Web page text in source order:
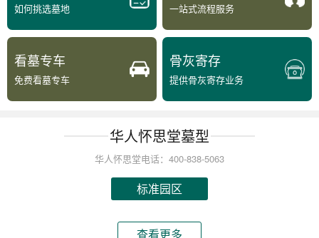
如何挑选墓地 一站式流程服务
看墓专车
免费看墓专车
骨灰寄存
提供骨灰寄存业务
华人怀思堂墓型
华人怀思堂电话：400-838-5063
标准园区
查看更多